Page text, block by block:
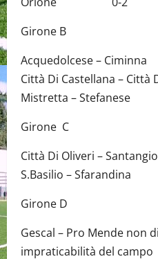
Girone B
Acquedolcese –
Città Di Castellana – Città
Mistretta –
Girone C
Città Di Oliveri –
S.Basilio –
Girone D
Gescal – Pro Mende non
impraticabilità del campo